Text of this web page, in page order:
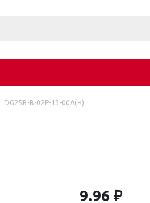
DG25R-B-02P-13-00A(H)
9.96 ₽